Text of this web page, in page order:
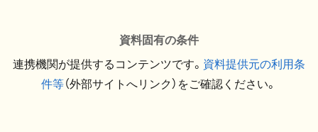
資料固有の条件
連携機関が提供するコンテンツです。 資料提供元の利用条
件等（外部サイトへリンク）をご確認ください。